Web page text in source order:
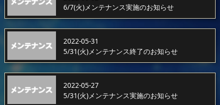
6/7(火)メンテナンス実施のお知らせ
2022-05-31
5/31(火)メンテナンス終了のお知らせ
2022-05-27
5/31(火)メンテナンス実施のお知らせ